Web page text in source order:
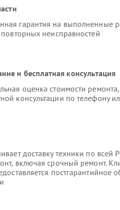
гарантия на выполненные
неисправностей
и бесплатная консультация
оценка стоимости ремонта,
консультации по телефону
доставку техники по всей
включая срочный ремонт.
постгарантийное